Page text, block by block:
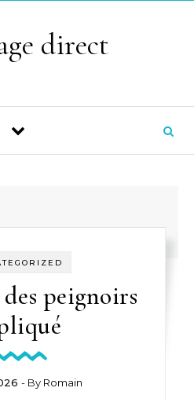
direct
peignoirs
- By Romain